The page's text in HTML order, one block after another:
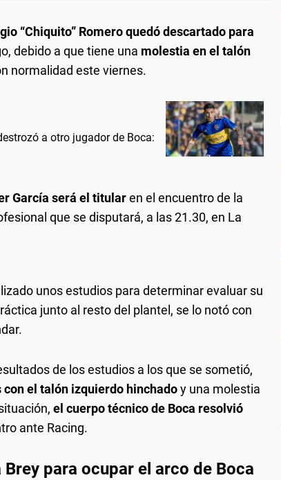
“Chiquito” Romero quedó descartado para
debido a que tiene una molestia en el talón
normalidad este viernes.
a otro jugador de Boca:
García será el titularen el encuentro de la
que se disputará, a las 21.30, en La
unos estudios para determinar evaluar su
junto al resto del plantel, se lo notó con
de los estudios a los que se sometió,
el talón izquierdo hinchadoy una molestia
el cuerpo técnico de Boca resolvió
ante Racing.
para ocupar el arco de Boca